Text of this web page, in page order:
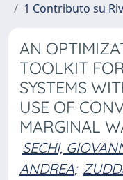
1 Contributo su
AN
TOOLKIT
SYSTEMS
USE OF
MARGINAL
SECHI,
ANDREA;